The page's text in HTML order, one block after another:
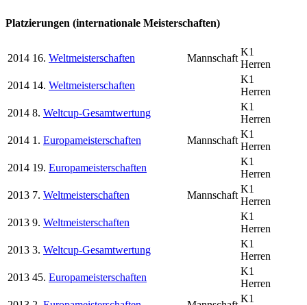
Platzierungen (internationale Meisterschaften)
2014 16. Weltmeisterschaften Mannschaft
K1
Herren
2014 14. Weltmeisterschaften
K1
Herren
2014 8. Weltcup-Gesamtwertung
K1
Herren
2014 1. Europameisterschaften Mannschaft
K1
Herren
2014 19. Europameisterschaften
K1
Herren
2013 7. Weltmeisterschaften Mannschaft
K1
Herren
2013 9. Weltmeisterschaften
K1
Herren
2013 3. Weltcup-Gesamtwertung
K1
Herren
2013 45. Europameisterschaften
K1
Herren
K1